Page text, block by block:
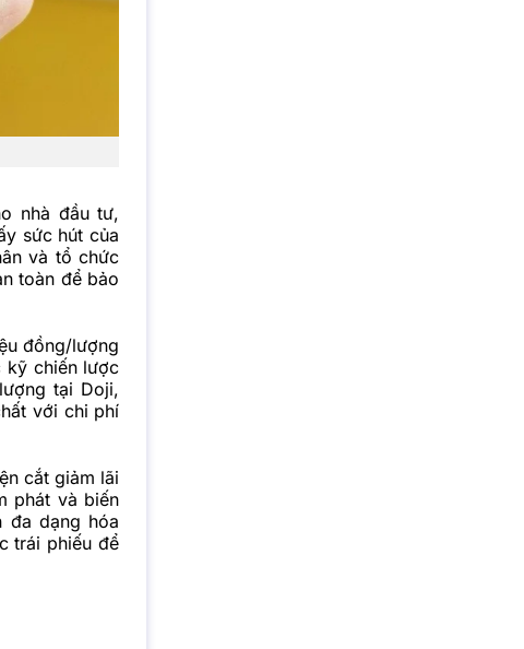
nhà đầu tư,
sức hút của
và tổ chức
toàn để bảo
đồng/lượng
kỹ chiến lược
tại Doji,
với chi phí
cắt giảm lãi
phát và biến
đa dạng hóa
trái phiếu để